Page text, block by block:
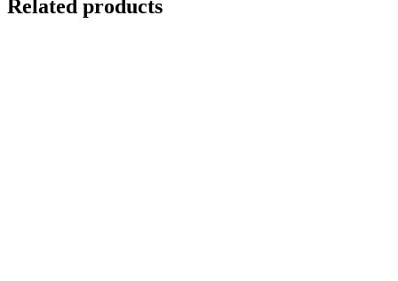
Related products